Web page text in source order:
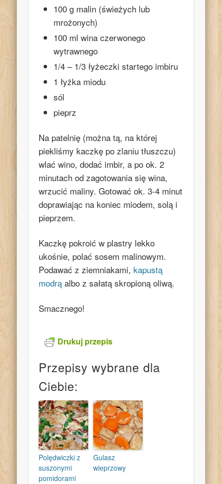
100 g malin (świeżych lub
mrożonych)
100 ml wina czerwonego
wytrawnego
1/4 – 1/3 łyżeczki startego imbiru
1 łyżka miodu
sól
pieprz
Na patelnię (można tą, na której
piekliśmy kaczkę po zlaniu tłuszczu)
wlać wino, dodać imbir, a po ok. 2
minutach od zagotowania się wina,
wrzucić maliny. Gotować ok. 3-4 minut
doprawiając na koniec miodem, solą i
pieprzem.
Kaczkę pokroić w plastry lekko
ukośnie, polać sosem malinowym.
Podawać z ziemniakami, kapustą
modrą albo z sałatą skropioną oliwą.
Smacznego!
Drukuj przepis
Przepisy wybrane dla
Ciebie:
Polędwiczki z
suszonymi
pomidorami
Gulasz
wieprzowy